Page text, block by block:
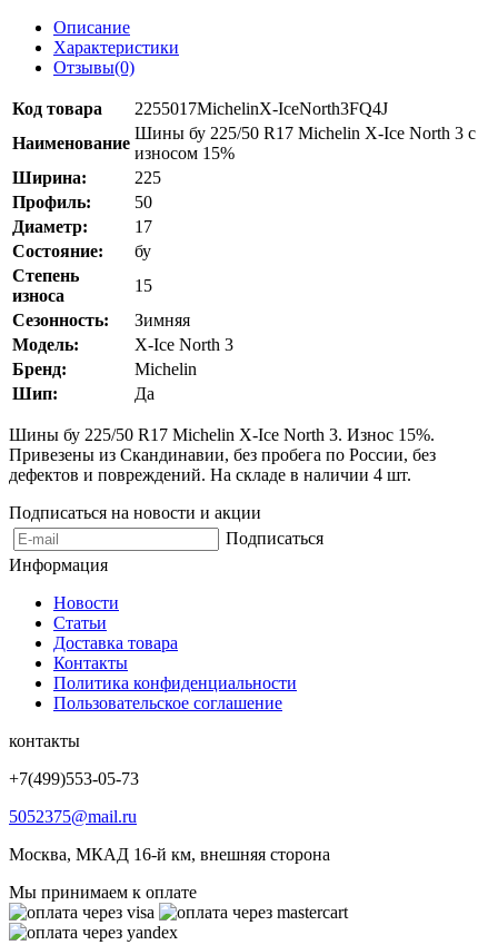
Описание
Характеристики
Отзывы(0)
Код товара
2255017MichelinX-IceNorth3FQ4J
Наименование
Шины бу 225/50 R17 Michelin X-Ice North 3 с
износом 15%
Ширина:
225
Профиль:
50
Диаметр:
17
Состояние:
бу
Степень
износа
15
Сезонность:
Зимняя
Модель:
X-Ice North 3
Бренд:
Michelin
Шип:
Да
Шины бу 225/50 R17 Michelin X-Ice North 3. Износ 15%.
Привезены из Скандинавии, без пробега по России, без
дефектов и повреждений. На складе в наличии 4 шт.
Подписаться на новости и акции
Подписаться
Информация
Новости
Статьи
Доставка товара
Контакты
Политика конфиденциальности
Пользовательское соглашение
контакты
+7(499)553-05-73
5052375@mail.ru
Москва, МКАД 16-й км, внешняя сторона
Мы принимаем к оплате